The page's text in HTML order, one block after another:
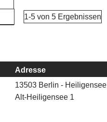
1-5 von 5 Ergebnissen
Adresse
13503 Berlin - Heiligensee
Alt-Heiligensee 1